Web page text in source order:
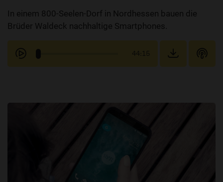
In einem 800-Seelen-Dorf in Nordhessen bauen die
Brüder Waldeck nachhaltige Smartphones.
44:15